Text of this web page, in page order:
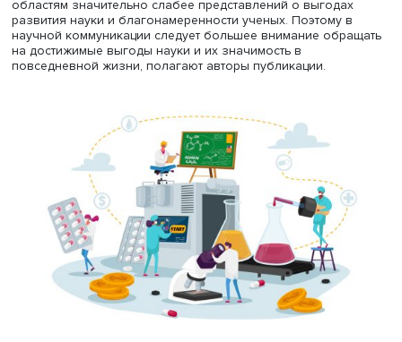
науки и технологий в целом больше пользы, чем
«наука и техника делают нашу жизнь более легкой и
комфортной». Второй отражал среднюю степень
суждениями «сегодня люди придают слишком боль­шое
неожиданные опасные последствия для здоровья
окружающей среды».
Культурная вовлеченность в науку измерялась через
потребления научной информации, рассчитываемый
ответах на вопросы о частоте просмотра,
чтения контента о науке и технологиях в разных
Выгоды и риски
Результаты анализа показали, что доверие к науке в
степени определяется социальными представлениями и